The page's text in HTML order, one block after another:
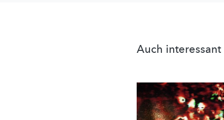
Auch interessant